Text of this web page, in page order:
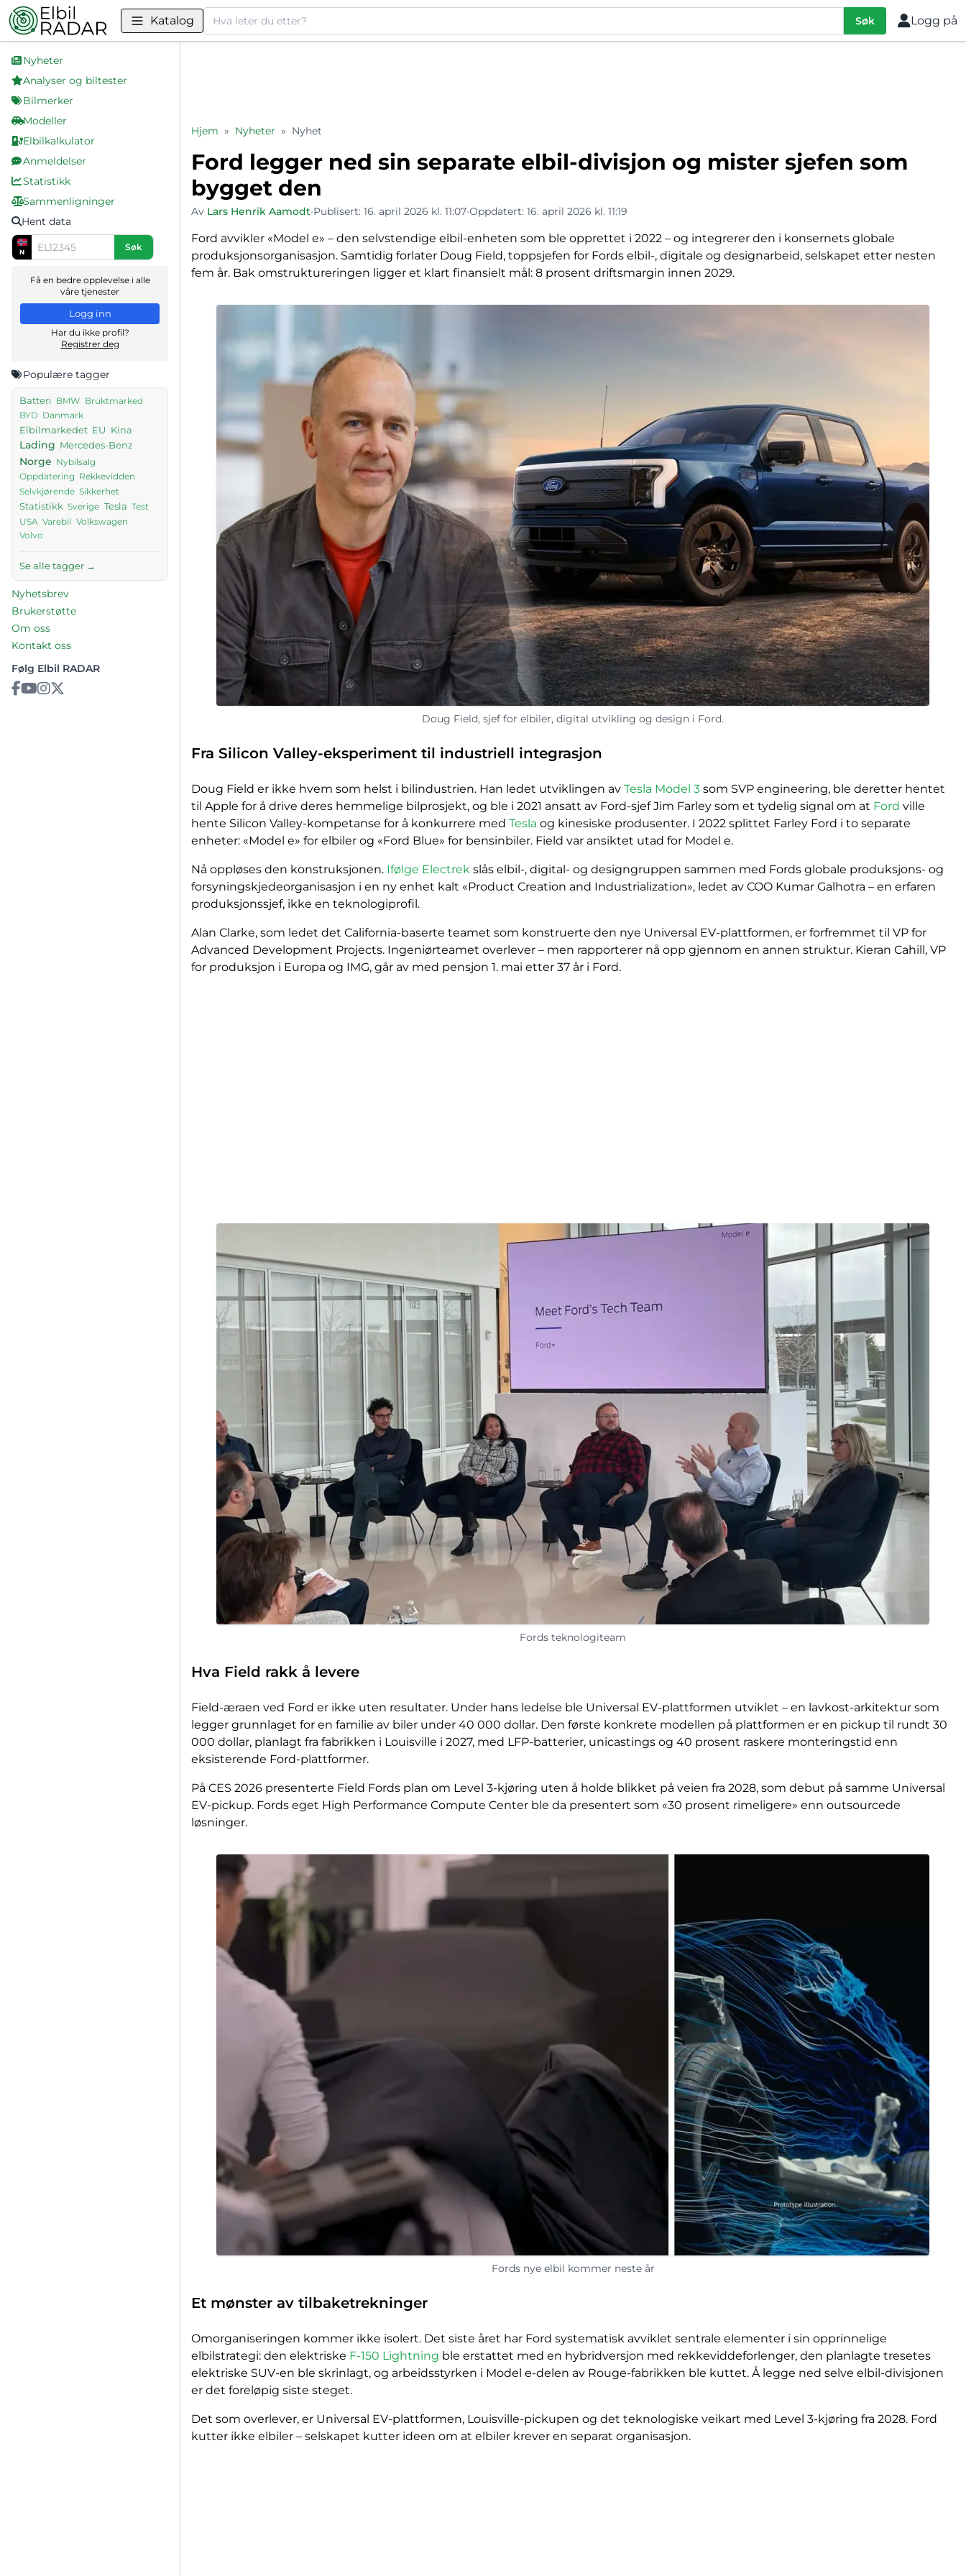
Katalog Søk Søk Logg på
Nyheter
Analyser og biltester
Bilmerker
Modeller
Elbilkalkulator
Anmeldelser
Statistikk
Sammenligninger
Hent data
N Søk
Få en bedre opplevelse i alle
våre tjenester
Logg inn
Har du ikke profil?
Registrer deg
Populære tagger
Batteri BMW Bruktmarked
BYD Danmark
Elbilmarkedet EU Kina
Lading Mercedes-Benz
Norge Nybilsalg
Oppdatering Rekkevidden
Selvkjørende Sikkerhet
Statistikk Sverige Tesla Test
USA Varebil Volkswagen
Volvo
Se alle tagger →
Nyhetsbrev
Brukerstøtte
Om oss
Kontakt oss
Følg Elbil RADAR
Hjem » Nyheter » Nyhet
Ford legger ned sin separate elbil-divisjon og mister sjefen som
bygget den
Av Lars Henrik Aamodt•Publisert: 16. april 2026 kl. 11:07•Oppdatert: 16. april 2026 kl. 11:19
Ford avvikler «Model e» – den selvstendige elbil-enheten som ble opprettet i 2022 – og integrerer den i konsernets globale
produksjonsorganisasjon. Samtidig forlater Doug Field, toppsjefen for Fords elbil-, digitale og designarbeid, selskapet etter nesten
fem år. Bak omstruktureringen ligger et klart finansielt mål: 8 prosent driftsmargin innen 2029.
Doug Field, sjef for elbiler, digital utvikling og design i Ford.
Fra Silicon Valley-eksperiment til industriell integrasjon
Doug Field er ikke hvem som helst i bilindustrien. Han ledet utviklingen av Tesla Model 3 som SVP engineering, ble deretter hentet
til Apple for å drive deres hemmelige bilprosjekt, og ble i 2021 ansatt av Ford-sjef Jim Farley som et tydelig signal om at Ford ville
hente Silicon Valley-kompetanse for å konkurrere med Tesla og kinesiske produsenter. I 2022 splittet Farley Ford i to separate
enheter: «Model e» for elbiler og «Ford Blue» for bensinbiler. Field var ansiktet utad for Model e.
Nå oppløses den konstruksjonen. Ifølge Electrek slås elbil-, digital- og designgruppen sammen med Fords globale produksjons- og
forsyningskjedeorganisasjon i en ny enhet kalt «Product Creation and Industrialization», ledet av COO Kumar Galhotra – en erfaren
produksjonssjef, ikke en teknologiprofil.
Alan Clarke, som ledet det California-baserte teamet som konstruerte den nye Universal EV-plattformen, er forfremmet til VP for
Advanced Development Projects. Ingeniørteamet overlever – men rapporterer nå opp gjennom en annen struktur. Kieran Cahill, VP
for produksjon i Europa og IMG, går av med pensjon 1. mai etter 37 år i Ford.
Fords teknologiteam
Hva Field rakk å levere
Field-æraen ved Ford er ikke uten resultater. Under hans ledelse ble Universal EV-plattformen utviklet – en lavkost-arkitektur som
legger grunnlaget for en familie av biler under 40 000 dollar. Den første konkrete modellen på plattformen er en pickup til rundt 30
000 dollar, planlagt fra fabrikken i Louisville i 2027, med LFP-batterier, unicastings og 40 prosent raskere monteringstid enn
eksisterende Ford-plattformer.
På CES 2026 presenterte Field Fords plan om Level 3-kjøring uten å holde blikket på veien fra 2028, som debut på samme Universal
EV-pickup. Fords eget High Performance Compute Center ble da presentert som «30 prosent rimeligere» enn outsourcede
løsninger.
Fords nye elbil kommer neste år
Et mønster av tilbaketrekninger
Omorganiseringen kommer ikke isolert. Det siste året har Ford systematisk avviklet sentrale elementer i sin opprinnelige
elbilstrategi: den elektriske F-150 Lightning ble erstattet med en hybridversjon med rekkeviddeforlenger, den planlagte tresetes
elektriske SUV-en ble skrinlagt, og arbeidsstyrken i Model e-delen av Rouge-fabrikken ble kuttet. Å legge ned selve elbil-divisjonen
er det foreløpig siste steget.
Det som overlever, er Universal EV-plattformen, Louisville-pickupen og det teknologiske veikart med Level 3-kjøring fra 2028. Ford
kutter ikke elbiler – selskapet kutter ideen om at elbiler krever en separat organisasjon.